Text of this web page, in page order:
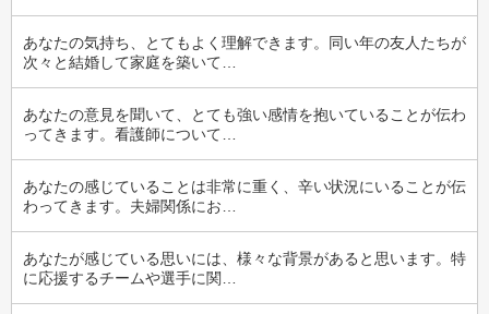
あなたの気持ち、とてもよく理解できます。同い年の友人たちが
次々と結婚して家庭を築いて…
あなたの意見を聞いて、とても強い感情を抱いていることが伝わ
ってきます。看護師について…
あなたの感じていることは非常に重く、辛い状況にいることが伝
わってきます。夫婦関係にお…
あなたが感じている思いには、様々な背景があると思います。特
に応援するチームや選手に関…